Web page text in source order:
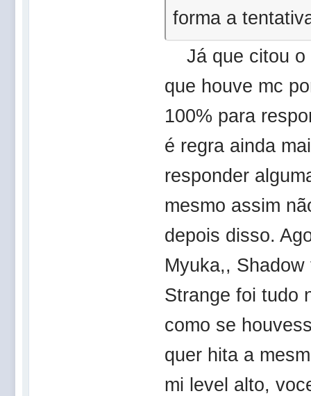
forma a
Já que citou o
que houve mc
100% para
é regra ainda
responder
mesmo assim
depois disso.
Myuka,,
Strange foi tudo
como se
quer hita a
mi level alto,